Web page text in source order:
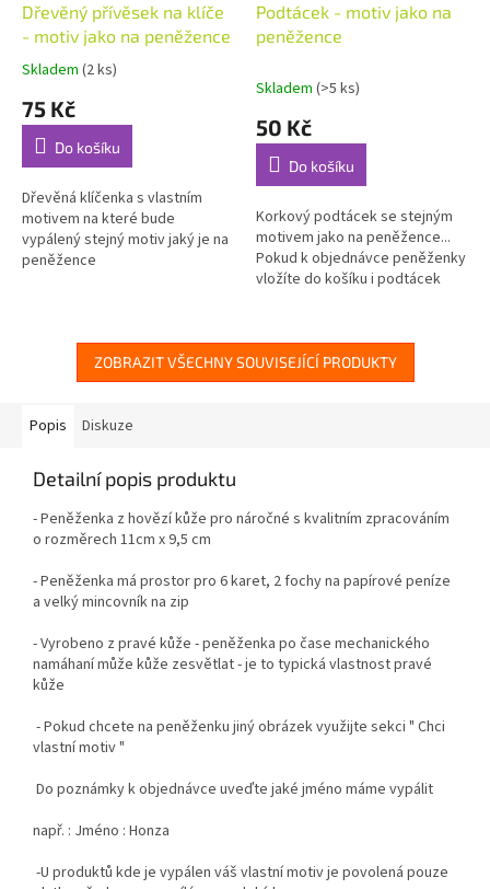
Dřevěný přívěsek na klíče
- motiv jako na peněžence
Průměrné
produktu
5,0
5
hvězdiček.
Skladem (2 ks)
75 Kč
Do košíku
Dřevěná klíčenka s vlastním
motivem na které bude
vypálený stejný motiv jaký je na
peněžence
Podtácek - motiv jako na
peněžence
Skladem (>5 ks)
50 Kč
Do košíku
Korkový podtácek se stejným
motivem jako na peněžence...
Pokud k objednávce peněženky
vložíte do košíku i podtácek
peněžence....
ZOBRAZIT VŠECHNY SOUVISEJÍCÍ PRODUKTY
Popis Diskuze
Detailní popis produktu
- Peněženka z hovězí kůže pro náročné s kvalitním zpracováním
o rozměrech 11cm x 9,5 cm
- Peněženka má prostor pro 6 karet, 2 fochy na papírové peníze
a velký mincovník na zip
- Vyrobeno z pravé kůže - peněženka po čase mechanického
namáhaní může kůže zesvětlat - je to typická vlastnost pravé
kůže
- Pokud chcete na peněženku jiný obrázek využijte sekci " Chci
vlastní motiv "
Do poznámky k objednávce uveďte jaké jméno máme vypálit
např. : Jméno : Honza
-U produktů kde je vypálen váš vlastní motiv je povolená pouze